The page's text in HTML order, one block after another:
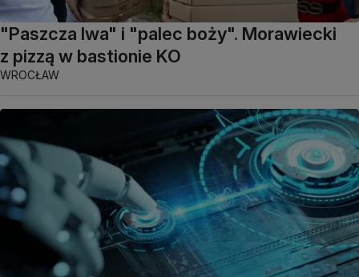
"Paszcza lwa" i "palec boży". Morawiecki
z pizzą w bastionie KO
WROCŁAW